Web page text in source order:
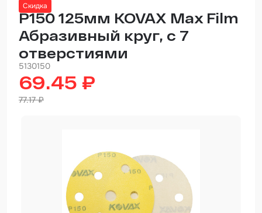
Полировальные круги и пасты
Нетканые абразивные материалы
Инструменты
Краскопульты и Аэрографы
Добавки
Скидка
P150 125мм KOVAX Max Film
Абразивный круг, с 7
отверстиями
5130150
69.45 ₽
77.17 ₽